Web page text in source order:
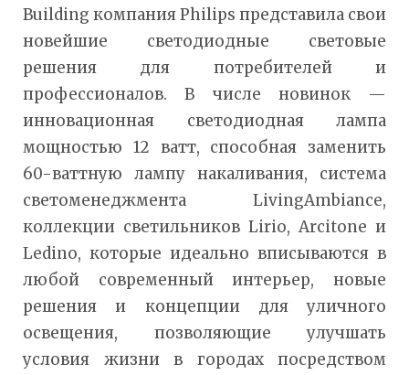
Building компания Philips представила свои
новейшие светодиодные световые
решения для потребителей и
профессионалов. В числе новинок —
инновационная светодиодная лампа
мощностью 12 ватт, способная заменить
60-ваттную лампу накаливания, система
светоменеджмента LivingAmbiance,
коллекции светильников Lirio, Arcitone и
Ledino, которые идеально вписываются в
любой современный интерьер, новые
решения и концепции для уличного
освещения, позволяющие улучшать
условия жизни в городах посредством